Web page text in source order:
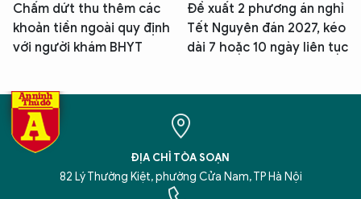
Chấm dứt thu thêm các
khoản tiền ngoài quy định
với người khám BHYT
Đề xuất 2 phương án nghỉ
Tết Nguyên đán 2027, kéo
dài 7 hoặc 10 ngày liên tục
ĐỊA CHỈ TÒA SOẠN
82 Lý Thường Kiệt, phường Cửa Nam, TP Hà Nội